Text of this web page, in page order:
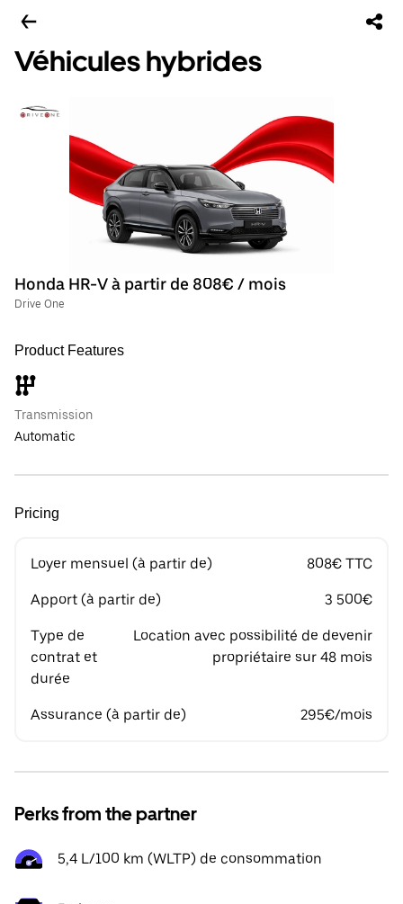
Véhicules hybrides
Honda HR-V à partir de 808€ / mois
Drive One
Product Features
Transmission
Automatic
Pricing
Loyer mensuel (à partir de) 808€ TTC
Apport (à partir de) 3 500€
Type de
contrat et
durée
Location avec possibilité de devenir
propriétaire sur 48 mois
Assurance (à partir de) 295€/mois
Perks from the partner
5,4 L/100 km (WLTP) de consommation